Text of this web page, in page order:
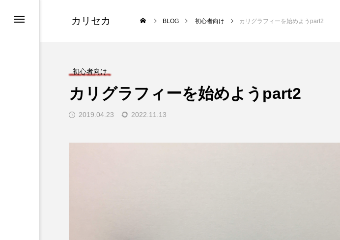
カリセカ BLOG 初心者向け カリグラフィーを始めようpart2
初心者向け
カリグラフィーを始めようpart2
2019.04.23 2022.11.13